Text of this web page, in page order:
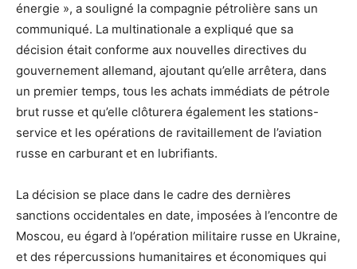
énergie », a souligné la compagnie pétrolière sans un
communiqué. La multinationale a expliqué que sa
décision était conforme aux nouvelles directives du
gouvernement allemand, ajoutant qu’elle arrêtera, dans
un premier temps, tous les achats immédiats de pétrole
brut russe et qu’elle clôturera également les stations-
service et les opérations de ravitaillement de l’aviation
russe en carburant et en lubrifiants.
La décision se place dans le cadre des dernières
sanctions occidentales en date, imposées à l’encontre de
Moscou, eu égard à l’opération militaire russe en Ukraine,
et des répercussions humanitaires et économiques qui